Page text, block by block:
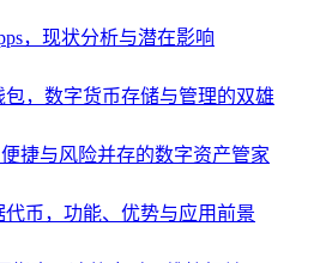
，现状分析与潜在影响
包，数字货币存储与管理的双雄
捷与风险并存的数字资产管家
代币，功能、优势与应用前景